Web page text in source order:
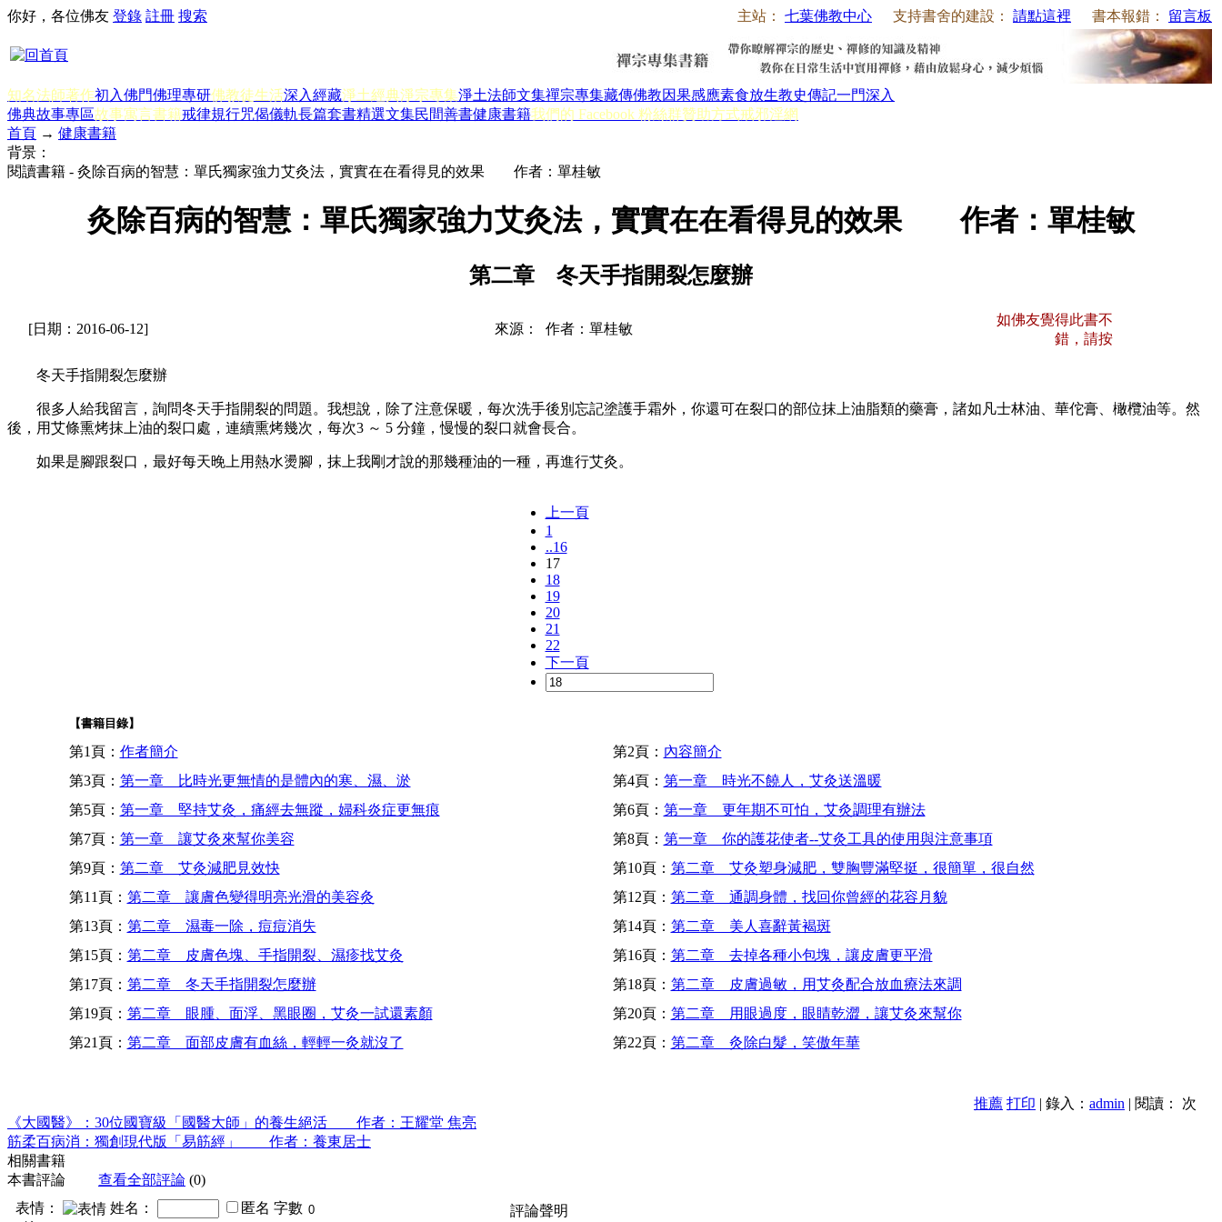
主站： 七葉佛教中心 支持書舍的建設： 請點這裡 書本報錯： 留言板
你好，各位佛友 登錄 註冊 搜索
知名法師著作初入佛門佛理專研佛教徒生活深入經藏淨土經典淨宗專集淨土法師文集禪宗專集藏傳佛教因果感應素食放生教史傳記一門深入
佛典故事專區故事寓言書籍戒律規行咒偈儀軌長篇套書精選文集民間善書健康書籍我們的 Facebook 粉絲群贊助方式戒邪淫網
首頁 → 健康書籍
背景：
閱讀書籍 - 灸除百病的智慧：單氏獨家強力艾灸法，實實在在看得見的效果 作者：單桂敏
灸除百病的智慧：單氏獨家強力艾灸法，實實在在看得見的效果 作者：單桂敏
第二章 冬天手指開裂怎麼辦
[日期：2016-06-12] 來源： 作者：單桂敏
如佛友覺得此書不
錯，請按
冬天手指開裂怎麼辦
很多人給我留言，詢問冬天手指開裂的問題。我想說，除了注意保暖，每次洗手後別忘記塗護手霜外，你還可在裂口的部位抹上油脂類的藥膏，諸如凡士林油、華佗膏、橄欖油等。然
後，用艾條熏烤抹上油的裂口處，連續熏烤幾次，每次3 ～ 5 分鐘，慢慢的裂口就會長合。
如果是腳跟裂口，最好每天晚上用熱水燙腳，抹上我剛才說的那幾種油的一種，再進行艾灸。
上一頁
1
..16
17
18
19
20
21
22
下一頁
【書籍目錄】
第1頁： 作者簡介 第2頁： 內容簡介
第3頁： 第一章 比時光更無情的是體內的寒、濕、淤 第4頁： 第一章 時光不饒人，艾灸送溫暖
第5頁： 第一章 堅持艾灸，痛經去無蹤，婦科炎症更無痕 第6頁： 第一章 更年期不可怕，艾灸調理有辦法
第7頁： 第一章 讓艾灸來幫你美容 第8頁： 第一章 你的護花使者--艾灸工具的使用與注意事項
第9頁： 第二章 艾灸減肥見效快 第10頁： 第二章 艾灸塑身減肥，雙胸豐滿堅挺，很簡單，很自然
第11頁： 第二章 讓膚色變得明亮光滑的美容灸 第12頁： 第二章 通調身體，找回你曾經的花容月貌
第13頁： 第二章 濕毒一除，痘痘消失 第14頁： 第二章 美人喜辭黃褐斑
第15頁： 第二章 皮膚色塊、手指開裂、濕疹找艾灸 第16頁： 第二章 去掉各種小包塊，讓皮膚更平滑
第17頁： 第二章 冬天手指開裂怎麼辦 第18頁： 第二章 皮膚過敏，用艾灸配合放血療法來調
第19頁： 第二章 眼腫、面浮、黑眼圈，艾灸一試還素顏 第20頁： 第二章 用眼過度，眼睛乾澀，讓艾灸來幫你
第21頁： 第二章 面部皮膚有血絲，輕輕一灸就沒了 第22頁： 第二章 灸除白髮，笑傲年華
推薦 打印 | 錄入： admin | 閱讀：
次
《大國醫》：30位國寶級「國醫大師」的養生絕活 作者：王耀堂 焦亮
筋柔百病消：獨創現代版「易筋經」 作者：養東居士
相關書籍
本書評論
查看全部評論 (0)
表情：
姓名： 匿名 字數
評論聲明